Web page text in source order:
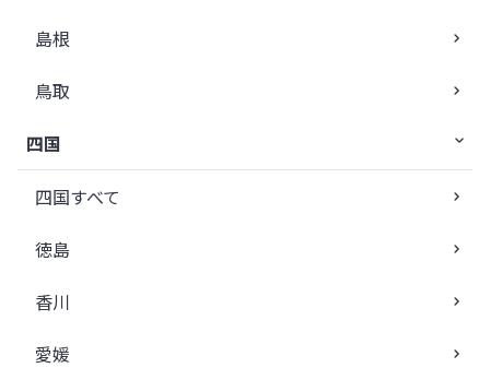
島根
鳥取
四国
四国すべて
徳島
香川
愛媛